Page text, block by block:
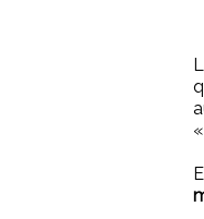
«